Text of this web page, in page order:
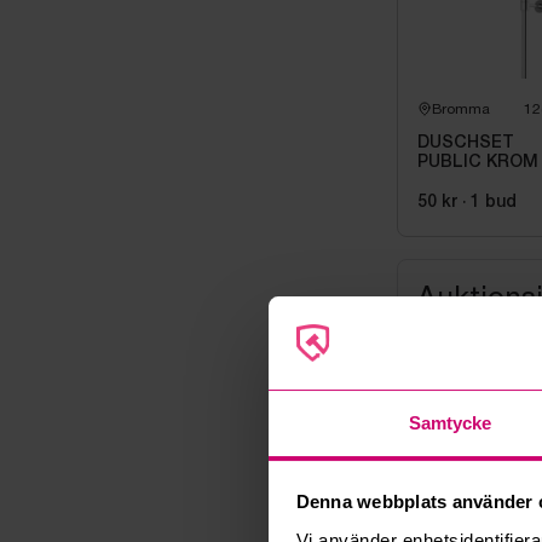
Samtycke
Denna webbplats använder
Bromma
DUSCHSET
PUBLIC KROM
50 kr · 1 bud
Visning
Tisdag 7
Utlämning